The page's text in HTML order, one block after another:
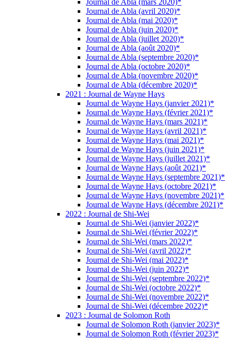
Journal de Abla (mars 2020)*
Journal de Abla (avril 2020)*
Journal de Abla (mai 2020)*
Journal de Abla (juin 2020)*
Journal de Abla (juillet 2020)*
Journal de Abla (août 2020)*
Journal de Abla (septembre 2020)*
Journal de Abla (octobre 2020)*
Journal de Abla (novembre 2020)*
Journal de Abla (décembre 2020)*
2021 : Journal de Wayne Hays
Journal de Wayne Hays (janvier 2021)*
Journal de Wayne Hays (février 2021)*
Journal de Wayne Hays (mars 2021)*
Journal de Wayne Hays (avril 2021)*
Journal de Wayne Hays (mai 2021)*
Journal de Wayne Hays (juin 2021)*
Journal de Wayne Hays (juillet 2021)*
Journal de Wayne Hays (août 2021)*
Journal de Wayne Hays (septembre 2021)*
Journal de Wayne Hays (octobre 2021)*
Journal de Wayne Hays (novembre 2021)*
Journal de Wayne Hays (décembre 2021)*
2022 : Journal de Shi-Wei
Journal de Shi-Wei (janvier 2022)*
Journal de Shi-Wei (février 2022)*
Journal de Shi-Wei (mars 2022)*
Journal de Shi-Wei (avril 2022)*
Journal de Shi-Wei (mai 2022)*
Journal de Shi-Wei (juin 2022)*
Journal de Shi-Wei (septembre 2022)*
Journal de Shi-Wei (octobre 2022)*
Journal de Shi-Wei (novembre 2022)*
Journal de Shi-Wei (décembre 2022)*
2023 : Journal de Solomon Roth
Journal de Solomon Roth (janvier 2023)*
Journal de Solomon Roth (février 2023)*